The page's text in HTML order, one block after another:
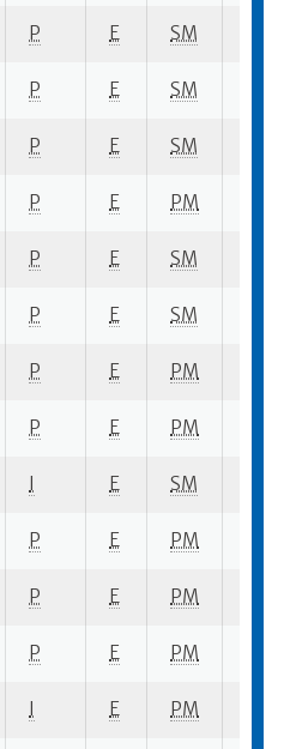
P E SM
P E SM
P E SM
P E PM
P E SM
P E SM
P E PM
P E PM
I E SM
P E PM
P E PM
P E PM
I E PM